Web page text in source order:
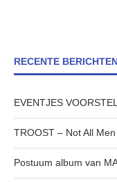
RECENTE
EVENTJES
TROOST – Not All Men
Postuum album van